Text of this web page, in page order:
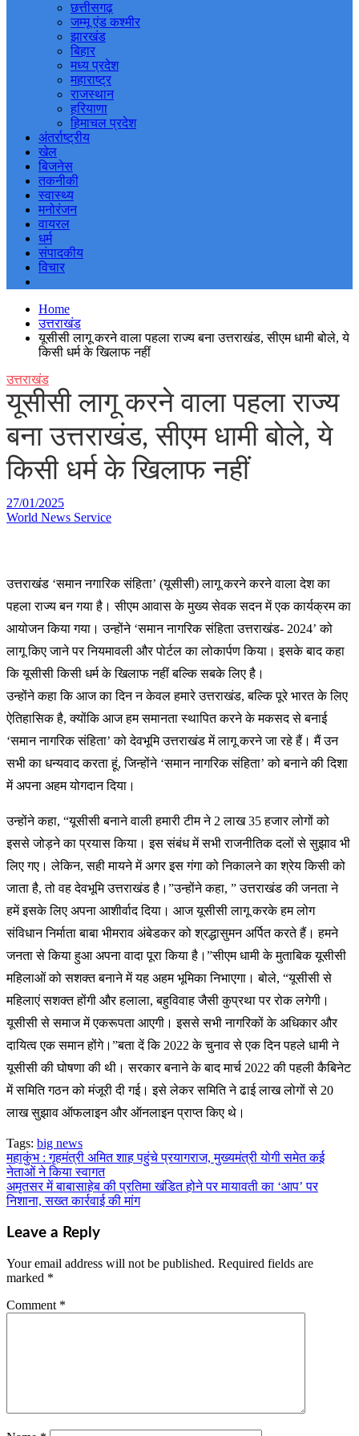
छत्तीसगढ़
जम्मू एंड कश्मीर
झारखंड
बिहार
मध्य प्रदेश
महाराष्ट्र
राजस्थान
हरियाणा
हिमाचल प्रदेश
अंतर्राष्ट्रीय
खेल
बिजनेस
तकनीकी
स्वास्थ्य
मनोरंजन
वायरल
धर्म
संपादकीय
विचार
Home
उत्तराखंड
यूसीसी लागू करने वाला पहला राज्य बना उत्तराखंड, सीएम धामी बोले, ये
किसी धर्म के खिलाफ नहीं
उत्तराखंड
यूसीसी लागू करने वाला पहला राज्य
बना उत्तराखंड, सीएम धामी बोले, ये
किसी धर्म के खिलाफ नहीं
27/01/2025
World News Service
उत्तराखंड ‘समान नगारिक संहिता’ (यूसीसी) लागू करने करने वाला देश का
पहला राज्य बन गया है। सीएम आवास के मुख्य सेवक सदन में एक कार्यक्रम का
आयोजन किया गया। उन्होंने ‘समान नागरिक संहिता उत्तराखंड- 2024’ को
लागू किए जाने पर नियमावली और पोर्टल का लोकार्पण किया। इसके बाद कहा
कि यूसीसी किसी धर्म के खिलाफ नहीं बल्कि सबके लिए है।
उन्होंने कहा कि आज का दिन न केवल हमारे उत्तराखंड, बल्कि पूरे भारत के लिए
ऐतिहासिक है, क्योंकि आज हम समानता स्थापित करने के मकसद से बनाई
‘समान नागरिक संहिता’ को देवभूमि उत्तराखंड में लागू करने जा रहे हैं। मैं उन
सभी का धन्यवाद करता हूं, जिन्होंने ‘समान नागरिक संहिता’ को बनाने की दिशा
में अपना अहम योगदान दिया।
उन्होंने कहा, “यूसीसी बनाने वाली हमारी टीम ने 2 लाख 35 हजार लोगों को
इससे जोड़ने का प्रयास किया। इस संबंध में सभी राजनीतिक दलों से सुझाव भी
लिए गए। लेकिन, सही मायने में अगर इस गंगा को निकालने का श्रेय किसी को
जाता है, तो वह देवभूमि उत्तराखंड है।”उन्होंने कहा, ” उत्तराखंड की जनता ने
हमें इसके लिए अपना आशीर्वाद दिया। आज यूसीसी लागू करके हम लोग
संविधान निर्माता बाबा भीमराव अंबेडकर को श्रद्धासुमन अर्पित करते हैं। हमने
जनता से किया हुआ अपना वादा पूरा किया है।”सीएम धामी के मुताबिक यूसीसी
महिलाओं को सशक्त बनाने में यह अहम भूमिका निभाएगा। बोले, “यूसीसी से
महिलाएं सशक्त होंगी और हलाला, बहुविवाह जैसी कुप्रथा पर रोक लगेगी।
यूसीसी से समाज में एकरूपता आएगी। इससे सभी नागरिकों के अधिकार और
दायित्व एक समान होंगे।”बता दें कि 2022 के चुनाव से एक दिन पहले धामी ने
यूसीसी की घोषणा की थी। सरकार बनाने के बाद मार्च 2022 की पहली कैबिनेट
में समिति गठन को मंजूरी दी गई। इसे लेकर समिति ने ढाई लाख लोगों से 20
लाख सुझाव ऑफलाइन और ऑनलाइन प्राप्त किए थे।
Tags: big news
Post
navigation
महाकुंभ : गृहमंत्री अमित शाह पहुंचे प्रयागराज, मुख्यमंत्री योगी समेत कई
नेताओं ने किया स्वागत
अमृतसर में बाबासाहेब की प्रतिमा खंडित होने पर मायावती का ‘आप’ पर
निशाना, सख्त कार्रवाई की मांग
Leave a Reply
Your email address will not be published. Required fields are
marked *
Comment *